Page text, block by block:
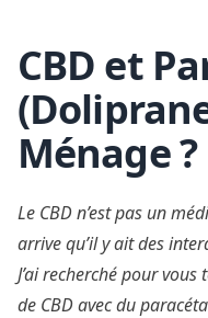
Skip to content
CBD et
Ménage ?
Le CBD n’est pas un
arrive qu’il y ait des
J’ai recherché pour
de CBD avec du